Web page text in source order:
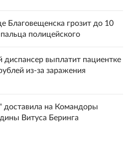
Благовещенска грозит до 10
пальца полицейского
диспансер выплатит пациентке
из-за заражения
доставила на Командоры
Витуса Беринга